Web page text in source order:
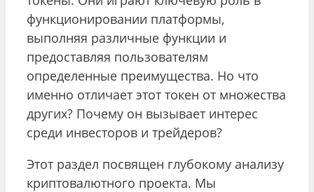
функционировании платформы,
выполняя различные функции и
предоставляя пользователям
определенные преимущества. Но что
именно отличает этот токен от множества
других? Почему он вызывает интерес
среди инвесторов и трейдеров?
Этот раздел посвящен глубокому анализу
криптовалютного проекта. Мы